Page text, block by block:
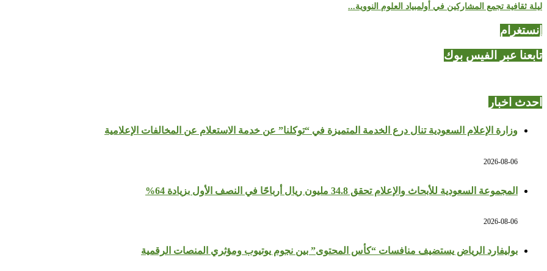
ليلة ثقافية تجمع المشاركين في أولمبياد العلوم النووية...
إنستغرام
تابعنا عبر الفيس بوك
احدث اخبار
وزارة الإعلام السعودية تنال درع الخدمة المتميزة في “توكلنا” عن خدمة الاستعلام عن المخالفات الإعلامية
2026-08-06
المجموعة السعودية للأبحاث والإعلام تحقق 34.8 مليون ريال أرباحًا في النصف الأول بزيادة 64%
2026-08-06
بوليفارد الرياض يستضيف منافسات “كأس المحتوى” بين نجوم يوتيوب ومؤثري المنصات الرقمية